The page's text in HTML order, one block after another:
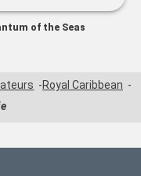
of the Seas
Royal Caribbean